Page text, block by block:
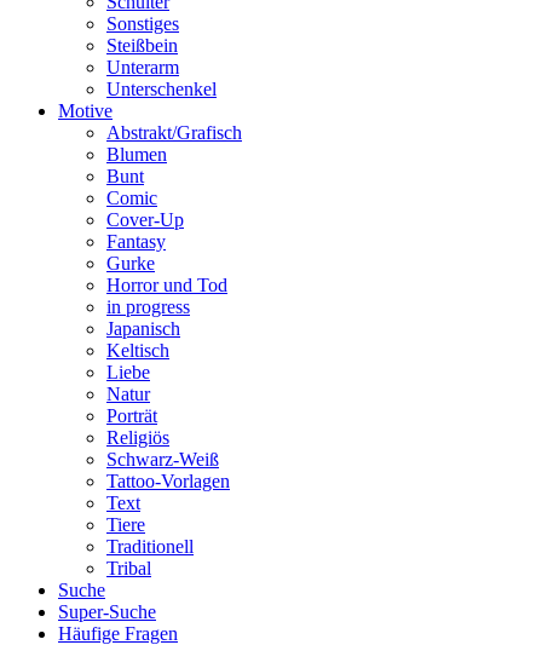
Sonstiges
Steißbein
Unterarm
Unterschenkel
Motive
Abstrakt/Grafisch
Blumen
Bunt
Comic
Cover-Up
Fantasy
Gurke
Horror und Tod
in progress
Japanisch
Keltisch
Liebe
Natur
Porträt
Religiös
Schwarz-Weiß
Tattoo-Vorlagen
Text
Tiere
Traditionell
Tribal
Suche
Super-Suche
Häufige Fragen